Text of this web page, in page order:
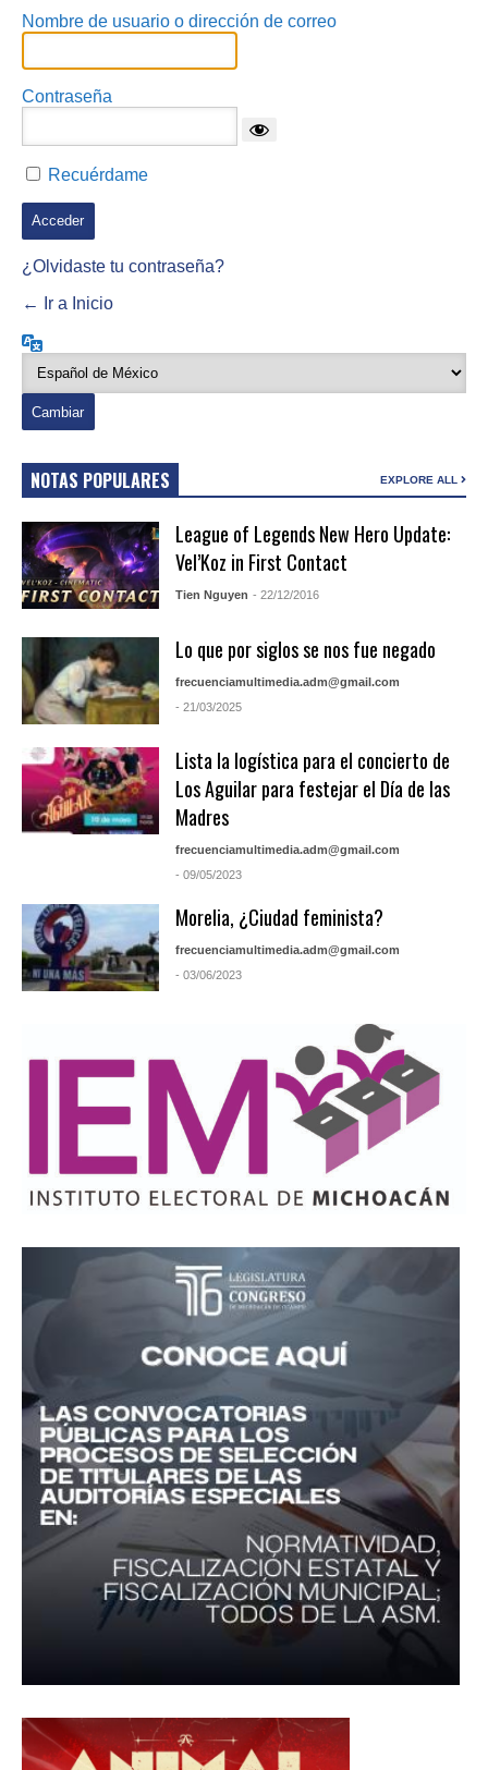
Nombre de usuario o dirección de correo
Contraseña
Recuérdame
¿Olvidaste tu contraseña?
← Ir a Inicio
NOTAS POPULARES EXPLORE ALL
League of Legends New Hero Update:
Vel’Koz in First Contact
Tien Nguyen - 22/12/2016
Lo que por siglos se nos fue negado
frecuenciamultimedia.adm@gmail.com
- 21/03/2025
Lista la logística para el concierto de
Los Aguilar para festejar el Día de las
Madres
frecuenciamultimedia.adm@gmail.com
- 09/05/2023
Morelia, ¿Ciudad feminista?
frecuenciamultimedia.adm@gmail.com
- 03/06/2023